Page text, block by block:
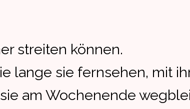
streiten können.
lange sie fernsehen, mit
am Wochenende